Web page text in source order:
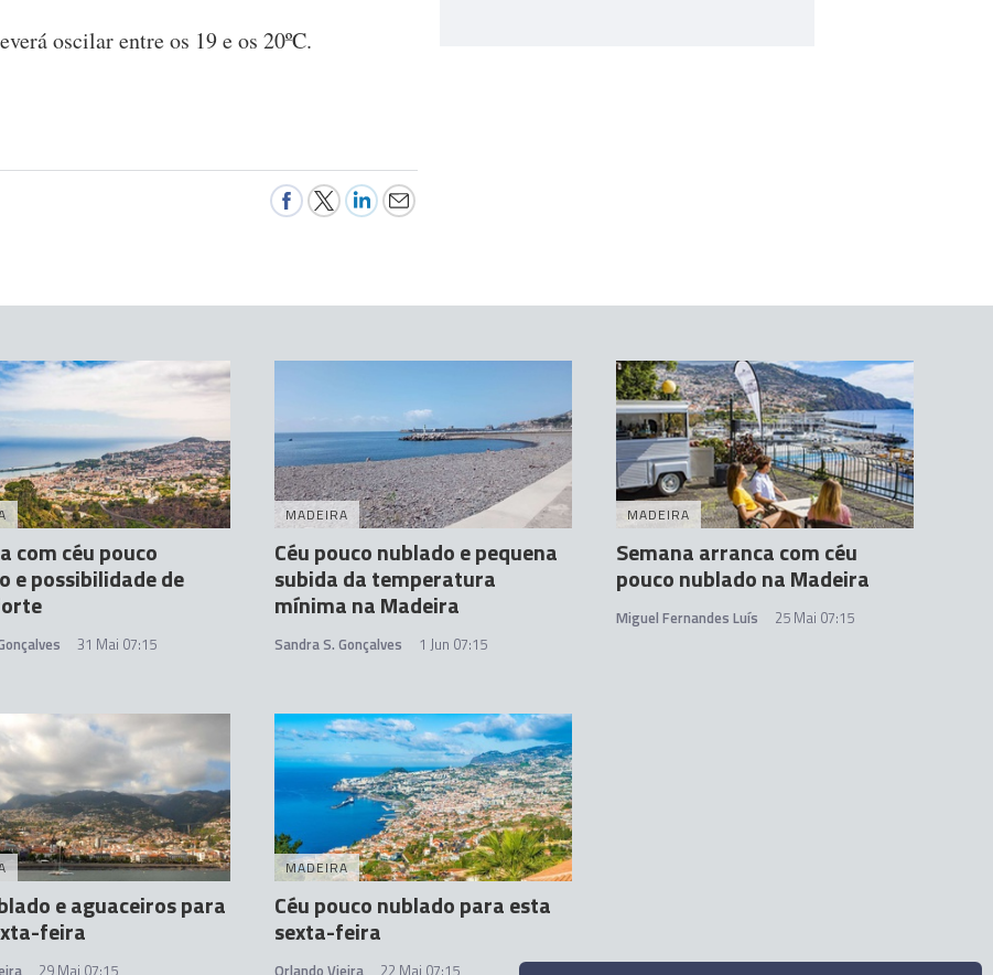
oscilar entre os 19 e os 20ºC.
com céu pouco
e possibilidade de
31 Mai 07:15
MADEIRA
Céu pouco nublado e pequena
subida da temperatura
mínima na Madeira
Sandra S. Gonçalves 1 Jun 07:15
MADEIRA
Semana arranca com céu
pouco nublado na Madeira
Miguel Fernandes Luís 25 Mai 07:15
e aguaceiros para
feira
29 Mai 07:15
MADEIRA
Céu pouco nublado para esta
sexta-feira
Orlando Vieira 22 Mai 07:15